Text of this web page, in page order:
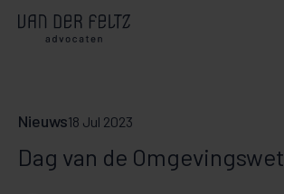
Nieuws18 Jul 2023
Dag van de Omgevingswet